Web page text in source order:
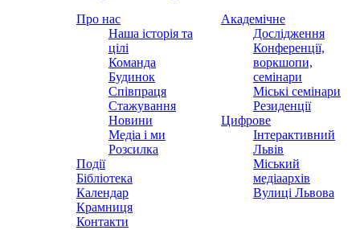
Про нас
Наша історія та
цілі
Команда
Будинок
Співпраця
Стажування
Новини
Медіа і ми
Розсилка
Події
Бібліотека
Календар
Крамниця
Контакти
Академічне
Дослідження
Конференції,
воркшопи,
семінари
Міські семінари
Резиденції
Цифрове
Інтерактивний
Львів
Міський
медіаархів
Вулиці Львова